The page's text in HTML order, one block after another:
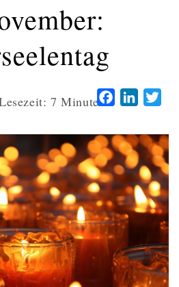
7 Minuten Facebook